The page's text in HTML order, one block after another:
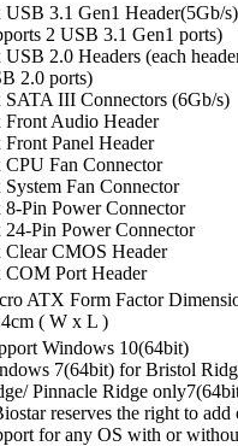
USB 3.1 Gen1 Header(5Gb/
2 USB 3.1 Gen1 ports)
USB 2.0 Headers (each
2.0 ports)
SATA III Connectors (6Gb/s)
Front Audio Header
Front Panel Header
CPU Fan Connector
System Fan Connector
8-Pin Power Connector
24-Pin Power Connector
Clear CMOS Header
COM Port Header
ATX Form Factor
( W x L )
Windows 10(64bit)
7(64bit) for Bristol
Pinnacle Ridge
reserves the right to add
for any OS with or